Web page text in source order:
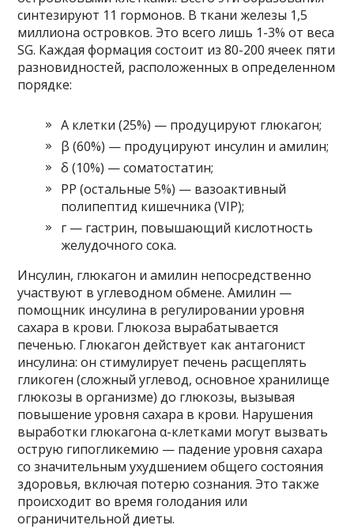
синтезируют 11 гормонов. В ткани железы 1,5
миллиона островков. Это всего лишь 1-3% от веса
SG. Каждая формация состоит из 80-200 ячеек пяти
разновидностей, расположенных в определенном
порядке:
Α клетки (25%) — продуцируют глюкагон;
β (60%) — продуцируют инсулин и амилин;
δ (10%) — соматостатин;
PP (остальные 5%) — вазоактивный
полипептид кишечника (VIP);
г — гастрин, повышающий кислотность
желудочного сока.
Инсулин, глюкагон и амилин непосредственно
участвуют в углеводном обмене. Амилин —
помощник инсулина в регулировании уровня
сахара в крови. Глюкоза вырабатывается
печенью. Глюкагон действует как антагонист
инсулина: он стимулирует печень расщеплять
гликоген (сложный углевод, основное хранилище
глюкозы в организме) до глюкозы, вызывая
повышение уровня сахара в крови. Нарушения
выработки глюкагона α-клетками могут вызвать
острую гипогликемию — падение уровня сахара
со значительным ухудшением общего состояния
здоровья, включая потерю сознания. Это также
происходит во время голодания или
ограничительной диеты.